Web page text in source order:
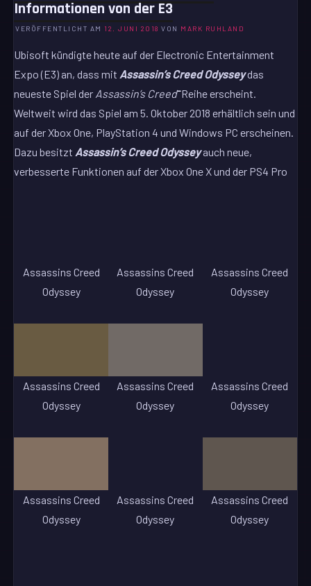
Informationen von der E3
VERÖFFENTLICHT AM 12. JUNI 2018 VON MARK RUHLAND
Ubisoft kündigte heute auf der Electronic Entertainment
Expo (E3) an, dass mit Assassin’s Creed Odysseydas
neueste Spiel der Assassin’s Creed–Reihe erscheint.
Weltweit wird das Spiel am 5. Oktober 2018 erhältlich sein und
auf der Xbox One, PlayStation 4 und Windows PC erscheinen.
Dazu besitzt Assassin’s Creed Odysseyauch neue,
verbesserte Funktionen auf der Xbox One X und der PS4 Pro
Assassins Creed
Odyssey
Assassins Creed
Odyssey
Assassins Creed
Odyssey
Assassins Creed
Odyssey
Assassins Creed
Odyssey
Assassins Creed
Odyssey
Assassins Creed
Odyssey
Assassins Creed
Odyssey
Assassins Creed
Odyssey